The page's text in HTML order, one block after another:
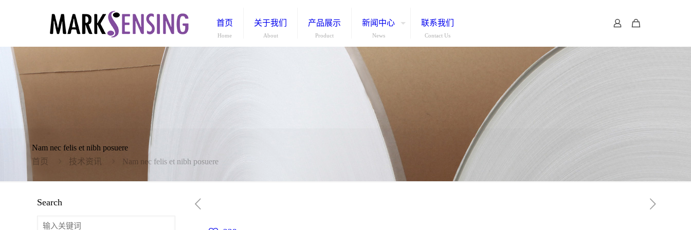
首页
Home
关于我们
About
产品展示
Product
新闻中心
News
联系我们
Contact Us
Nam nec felis et nibh posuere
首页
技术资讯 Nam nec felis et nibh posuere
Search